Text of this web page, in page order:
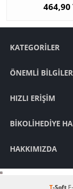
464,90
KATEGORILER
ÖNEMLI BILGILER
HIZLI ERIŞIM
BIKOLIHEDIYE
HAKKIMIZDA
T-Soft